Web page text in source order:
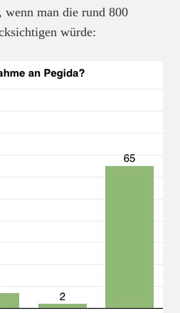
wenn man die rund 800
würde: